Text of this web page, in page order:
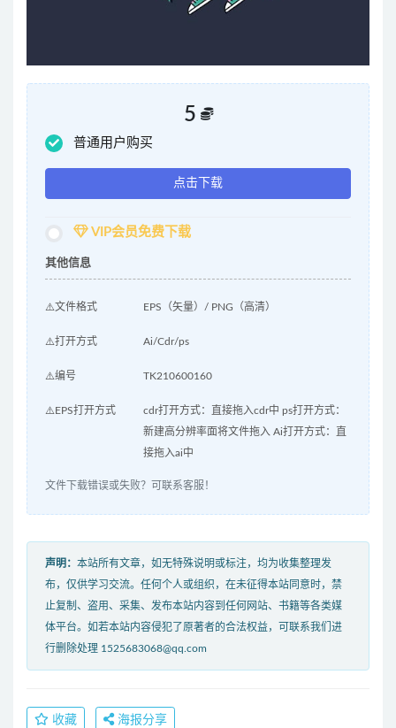
5
普通用户购买
点击下载
VIP会员免费下载
其他信息
⚠️文件格式 EPS（矢量）/ PNG（高清）
⚠️打开方式 Ai/Cdr/ps
⚠️编号 TK210600160
⚠️EPS打开方式
cdr打开方式：直接拖入cdr中 ps打开方式：
新建高分辨率面将文件拖入 Ai打开方式：直
接拖入ai中
文件下载错误或失败？可联系客服！
声明： 本站所有文章，如无特殊说明或标注，均为收集整理发
布，仅供学习交流。任何个人或组织，在未征得本站同意时，禁
止复制、盗用、采集、发布本站内容到任何网站、书籍等各类媒
体平台。如若本站内容侵犯了原著者的合法权益，可联系我们进
行删除处理 1525683068@qq.com
收藏 海报分享